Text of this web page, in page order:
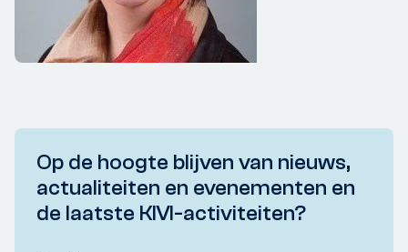
Op de hoogte blijven van nieuws,
actualiteiten en evenementen en
de laatste KIVI-activiteiten?